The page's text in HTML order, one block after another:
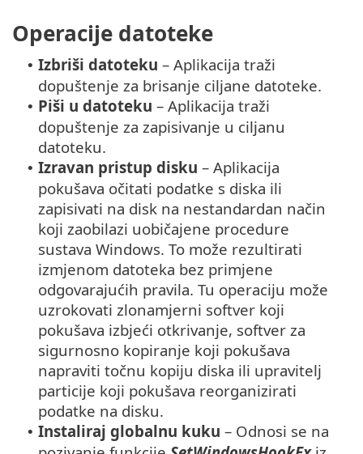
Operacije datoteke
• Izbriši datoteku – Aplikacija traži
dopuštenje za brisanje ciljane datoteke.
• Piši u datoteku – Aplikacija traži
dopuštenje za zapisivanje u ciljanu
datoteku.
• Izravan pristup disku – Aplikacija
pokušava očitati podatke s diska ili
zapisivati na disk na nestandardan način
koji zaobilazi uobičajene procedure
sustava Windows. To može rezultirati
izmjenom datoteka bez primjene
odgovarajućih pravila. Tu operaciju može
uzrokovati zlonamjerni softver koji
pokušava izbjeći otkrivanje, softver za
sigurnosno kopiranje koji pokušava
napraviti točnu kopiju diska ili upravitelj
particije koji pokušava reorganizirati
podatke na disku.
• Instaliraj globalnu kuku – Odnosi se na